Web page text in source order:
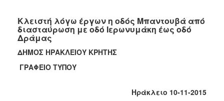
2022
2021
2020
2019
Κλειστή λόγω έργων η οδός Μπαντουβά από
διασταύρωση με οδό Ιερωνυμάκη έως οδό
Δράμας
ΔΗΜΟΣ ΗΡΑΚΛΕΙΟΥ ΚΡΗΤΗΣ
ΓΡΑΦΕΙΟ ΤΥΠΟΥ
Ηράκλειο 10-11-2015